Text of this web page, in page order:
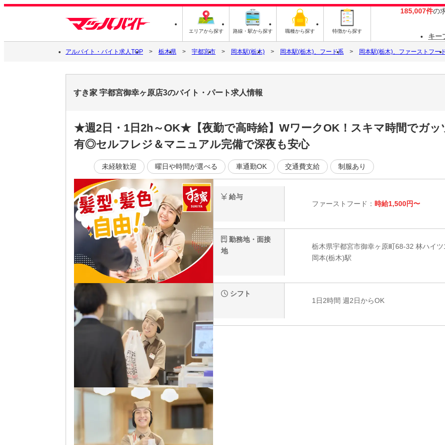
エリアから探す 路線・駅から探す 職種から探す 特徴から探す
185,007件の
キー
アルバイト・バイト求人TOP 栃木県 宇都宮市 岡本駅(栃木) 岡本駅(栃木)、フード系 岡本駅(栃木)、ファーストフー
すき家 宇都宮御幸ヶ原店3のバイト・パート求人情報
★週2日・1日2h～OK★【夜勤で高時給】WワークOK！スキマ時間でガ
有◎セルフレジ＆マニュアル完備で深夜も安心
未経験歓迎 曜日や時間が選べる 車通勤OK 交通費支給 制服あり
給与
ファーストフード： 時給1,500円〜
勤務地・面接
地
栃木県宇都宮市御幸ヶ原町68-32 林ハイ
岡本(栃木)駅
シフト
1日2時間 週2日からOK